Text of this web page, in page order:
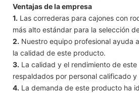
Ventajas de la empresa
1. Las correderas para cajones con
más alto estándar para la selección
2. Nuestro equipo profesional ayuda
la calidad de este producto.
3. La calidad y el rendimiento de
respaldados por personal calificado
4. La demanda de este producto ha